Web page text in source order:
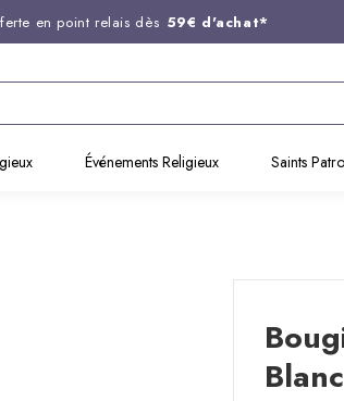
en point relais dès 59€ d'achat*
disponible au
14H, expédition le jour même !
Événements Religieux Saints